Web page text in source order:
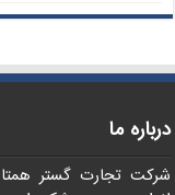
درباره ما
شرکت تجارت گستر